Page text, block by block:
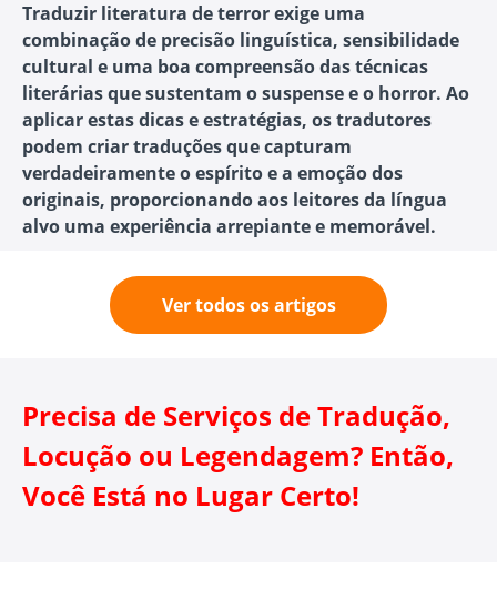
Traduzir literatura de terror exige uma
combinação de precisão linguística, sensibilidade
cultural e uma boa compreensão das técnicas
literárias que sustentam o suspense e o horror. Ao
aplicar estas dicas e estratégias, os tradutores
podem criar traduções que capturam
verdadeiramente o espírito e a emoção dos
originais, proporcionando aos leitores da língua
alvo uma experiência arrepiante e memorável.
Ver todos os artigos
Precisa de Serviços de Tradução,
Locução ou Legendagem? Então,
Você Está no Lugar Certo!